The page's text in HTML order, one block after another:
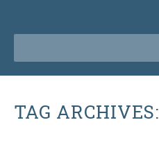
TAG ARCHIVES: